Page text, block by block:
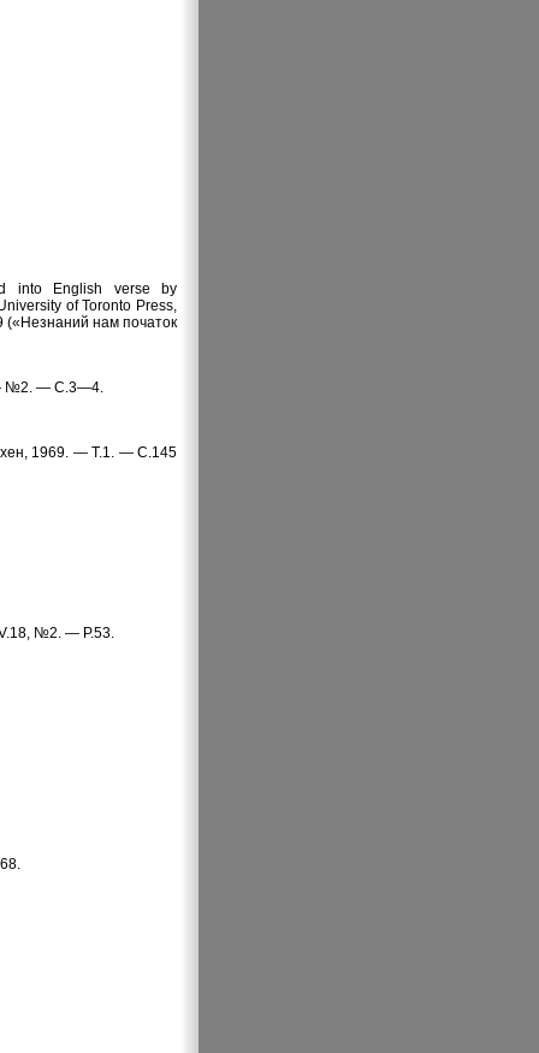
into English verse by
of Toronto Press,
нам початок
— №2. — С.3—4.
1969. — Т.1. — С.145
№2. — P.53.